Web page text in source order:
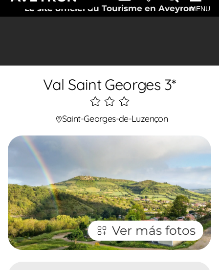
Le site officiel du Tourisme en AveyronMENU
Val Saint Georges 3*
3
étoiles
Saint-Georges-de-Luzençon
Ver más fotos